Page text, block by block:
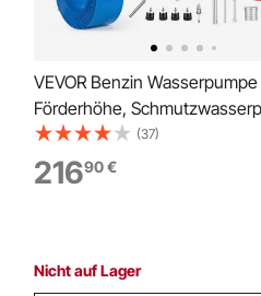
VEVOR Benzin
Förderhöhe,
29980L/h, Tragbare
Benzinmotor mit 762 cm
Auslassschlauch,
(37)
21690€
Nicht auf Lager